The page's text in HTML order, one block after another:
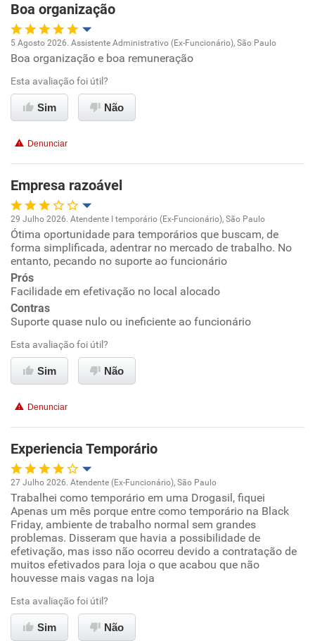
Boa organização
Oportunidade de promoção
Ambiente de trabalho
Benefícios
Recomenda esta empresa
Recomenda a diretoria
5 Agosto 2026. Assistente Administrativo (Ex-Funcionário), São Paulo
Boa organização e boa remuneração
Esta avaliação foi útil?
Sim Não
Denunciar
Empresa razoável
Oportunidade de promoção
Ambiente de trabalho
Conciliação com a vida familiar
Benefícios
Recomenda esta empresa
29 Julho 2026. Atendente I temporário (Ex-Funcionário), São Paulo
Ótima oportunidade para temporários que buscam, de
forma simplificada, adentrar no mercado de trabalho. No
entanto, pecando no suporte ao funcionário
Prós
Facilidade em efetivação no local alocado
Contras
Suporte quase nulo ou ineficiente ao funcionário
Esta avaliação foi útil?
Sim Não
Denunciar
Experiencia Temporário
Oportunidade de promoção
Ambiente de trabalho
Conciliação com a vida familiar
Benefícios
27 Julho 2026. Atendente (Ex-Funcionário), São Paulo
Trabalhei como temporário em uma Drogasil, fiquei
Apenas um mês porque entre como temporário na Black
Friday, ambiente de trabalho normal sem grandes
problemas. Disseram que havia a possibilidade de
efetivação, mas isso não ocorreu devido a contratação de
muitos efetivados para loja o que acabou que não
houvesse mais vagas na loja
Esta avaliação foi útil?
Sim Não